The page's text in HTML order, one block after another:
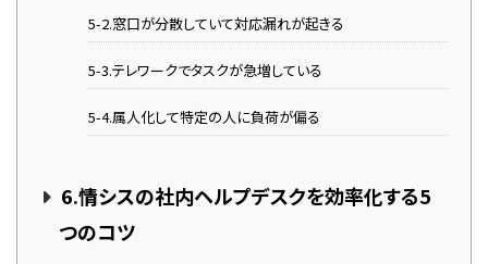
5-2.窓口が分散していて対応漏れが起きる
5-3.テレワークでタスクが急増している
5-4.属人化して特定の人に負荷が偏る
6.情シスの社内ヘルプデスクを効率化する5
つのコツ